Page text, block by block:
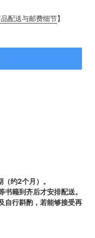
配送与邮费细节】
约2个月）。
籍到齐后才安排配送。
自行斟酌，若能够接受再